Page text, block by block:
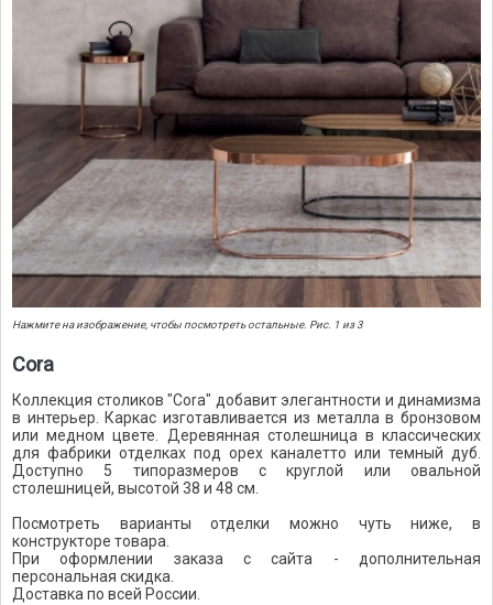
Нажмите на изображение, чтобы посмотреть остальные. Рис. 1 из 3
Cora
Коллекция столиков "Cora" добавит элегантности и динамизма
в интерьер. Каркас изготавливается из металла в бронзовом
или медном цвете. Деревянная столешница в классических
для фабрики отделках под орех каналетто или темный дуб.
Доступно 5 типоразмеров с круглой или овальной
столешницей, высотой 38 и 48 см.
Посмотреть варианты отделки можно чуть ниже, в
конструкторе товара.
При оформлении заказа с сайта - дополнительная
персональная скидка.
Доставка по всей России.